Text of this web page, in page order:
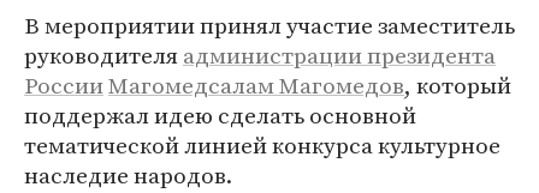
В мероприятии принял участие заместитель
руководителяадминистрации президента
РоссииМагомедсалам Магомедов, который
поддержал идею сделать основной
тематической линией конкурса культурное
наследие народов.